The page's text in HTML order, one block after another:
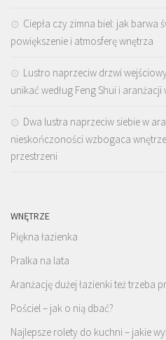
Ciepła czy zimna biel: jak barwa
powiększenie i atmosferę wnętrza
Lustro naprzeciw drzwi
unikać według Feng Shui i aranżacji
Dwa lustra naprzeciw siebie w
nieskończoności wzbogaca
przestrzeni
WNĘTRZE
Piękna łazienka
Pralka na lata
Aranżację dużej łazienki też trzeba
Pościel – jak o nią dbać?
Najlepsze rolety do kuchni – jakie